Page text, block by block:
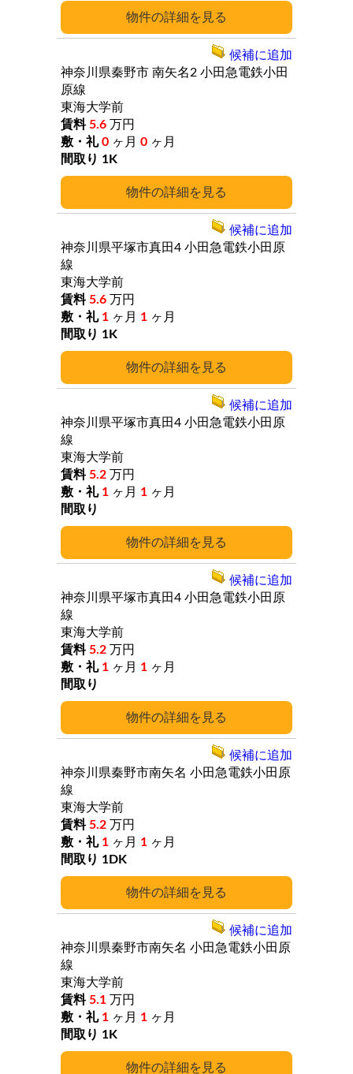
詳細
詳細
神奈川県秦野市 南矢名2 小田急電鉄小田
原線
東海大学前
5.6 万円
0 ヶ月 0 ヶ月
1K
候補に追加
詳細
神奈川県平塚市真田4 小田急電鉄小田原
線
東海大学前
5.6 万円
1 ヶ月 1 ヶ月
1K
候補に追加
詳細
神奈川県平塚市真田4 小田急電鉄小田原
線
東海大学前
5.2 万円
1 ヶ月 1 ヶ月
候補に追加
詳細
神奈川県平塚市真田4 小田急電鉄小田原
線
東海大学前
5.2 万円
1 ヶ月 1 ヶ月
候補に追加
詳細
神奈川県秦野市南矢名 小田急電鉄小田原
線
東海大学前
5.2 万円
1 ヶ月 1 ヶ月
1DK
候補に追加
詳細
神奈川県秦野市南矢名 小田急電鉄小田原
線
東海大学前
5.1 万円
1 ヶ月 1 ヶ月
1K
候補に追加